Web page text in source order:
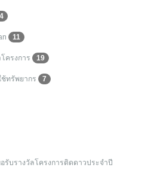
11
ครงการ 19
ช้ทรัพยากร 7
รับรางวัลโครงการติดดาวประจำปี